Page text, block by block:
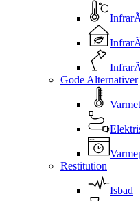
Gode Alternativer
Restitution
Isbad